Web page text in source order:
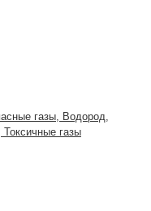
газы, Водород,
газы